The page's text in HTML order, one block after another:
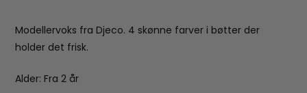
Modellervoks fra Djeco. 4 skønne farver i bøtter der
holder det frisk.
Alder: Fra 2 år